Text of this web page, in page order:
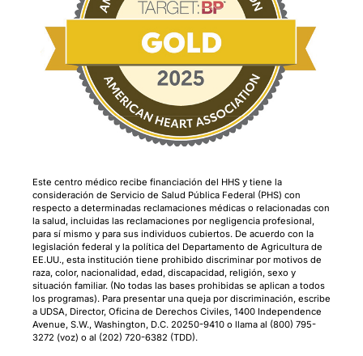
Este centro médico recibe financiación del HHS y tiene la
consideración de Servicio de Salud Pública Federal (PHS) con
respecto a determinadas reclamaciones médicas o relacionadas con
la salud, incluidas las reclamaciones por negligencia profesional,
para sí mismo y para sus individuos cubiertos. De acuerdo con la
legislación federal y la política del Departamento de Agricultura de
EE.UU., esta institución tiene prohibido discriminar por motivos de
raza, color, nacionalidad, edad, discapacidad, religión, sexo y
situación familiar. (No todas las bases prohibidas se aplican a todos
los programas). Para presentar una queja por discriminación, escribe
a UDSA, Director, Oficina de Derechos Civiles, 1400 Independence
Avenue, S.W., Washington, D.C. 20250-9410 o llama al (800) 795-
3272 (voz) o al (202) 720-6382 (TDD).